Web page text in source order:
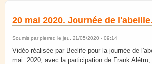
20 mai 2020. Journée de l'abeille.
Soumis par pierred le jeu, 21/05/2020 - 09:14
Vidéo réalisée par Beelife pour la journée de
mai 2020, avec la participation de Frank Alétru,